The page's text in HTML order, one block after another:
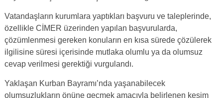
Vatandaşların kurumlara yaptıkları başvuru ve taleplerinde,
özellikle CİMER üzerinden yapılan başvurularda,
çözümlenmesi gereken konuların en kısa sürede çözülerek
ilgilisine süresi içerisinde mutlaka olumlu ya da olumsuz
cevap verilmesi gerektiği vurgulandı.
Yaklaşan Kurban Bayramı’nda yaşanabilecek
olumsuzlukların önüne geçmek amacıyla belirlenen kesim